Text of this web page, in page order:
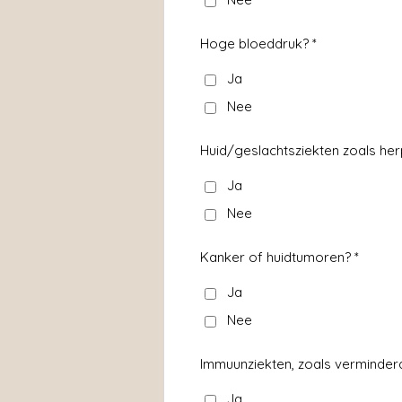
Hoge bloeddruk? *
Ja
Nee
Huid/geslachtsziekten zoals
Ja
Nee
Kanker of huidtumoren? *
Ja
Nee
Immuunziekten, zoals